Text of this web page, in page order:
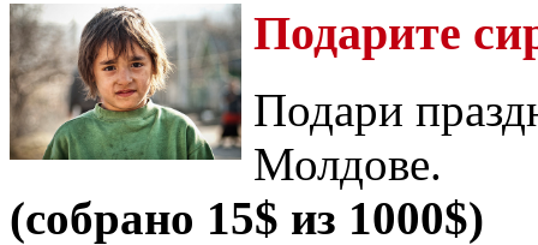
Подарите
Подари
Молдове.
(собрано 15$ из 1000$)